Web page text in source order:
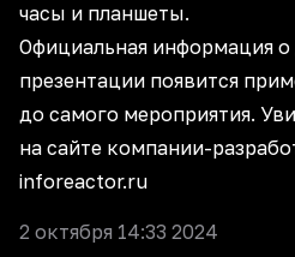
часы и планшеты.
Официальная информация
презентации появится
до самого мероприятия.
на сайте компании-
inforeactor.ru
2 октября 14:33 2024